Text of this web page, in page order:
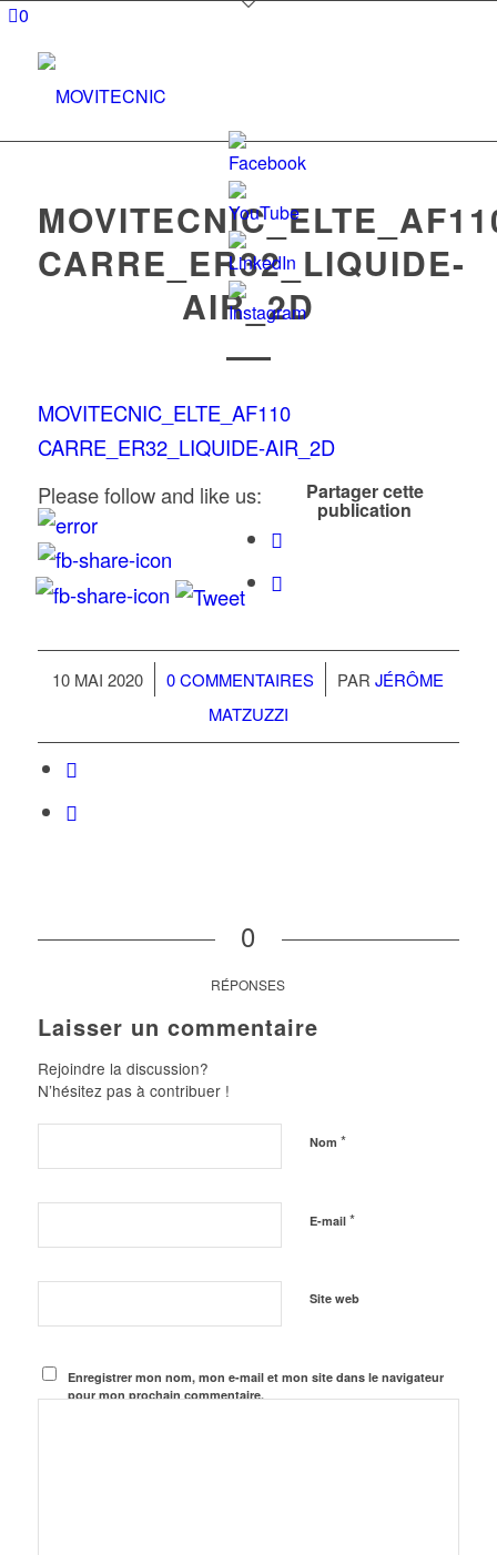
0
CARRE_ER32_LIQUIDE-
AIR_2D
MOVITECNIC_ELTE_AF110
CARRE_ER32_LIQUIDE-AIR_2D
Please follow and like us:
10 MAI 2020
/ 0 COMMENTAIRES
/ PARJÉRÔME
MATZUZZI
Partager cette
publication
0
RÉPONSES
Laisser un commentaire
Rejoindre la discussion?
N’hésitez pas à contribuer !
Nom *
E-mail *
Site web
Enregistrer mon nom, mon e-mail et mon site dans le navigateur
pour mon prochain commentaire.
Set
Youtube
ID